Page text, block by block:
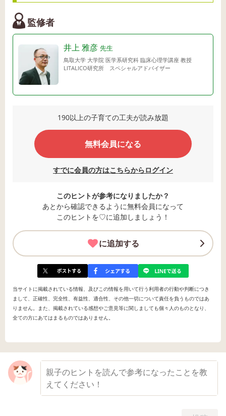
監修者
井上 雅彦 先生
鳥取大学 大学院 医学系研究科 臨床心理学講座 教授
LITALICO研究所 スペシャルアドバイザー
190以上の子育ての工夫が読み放題
無料会員になる
すでに会員の方はこちらからログイン
このヒントが参考になりましたか？
あとから確認できるように無料会員になって
このヒントを♡に追加しましょう！
に追加する
当サイトに掲載されている情報、及びこの情報を用いて行う利用者の行動や判断につき
まして、正確性、完全性、有益性、適合性、その他一切について責任を負うものではあ
りません。また、掲載されている感想やご意見等に関しましても個々人のものとなり、
全ての方にあてはまるものではありません。